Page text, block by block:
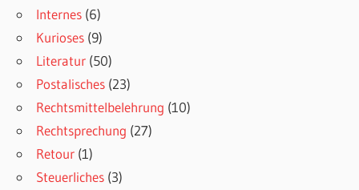
Internes (6)
Kurioses (9)
Literatur (50)
Postalisches (23)
Rechtsmittelbelehrung (10)
Rechtsprechung (27)
Retour (1)
Steuerliches (3)